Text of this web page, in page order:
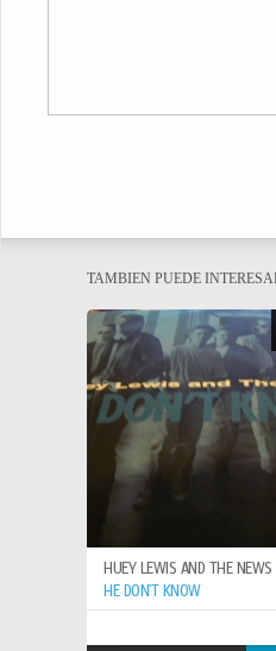
TAMBIEN PUEDE
HUEY LEWIS AND THE NEWS
HE DON`T KNOW